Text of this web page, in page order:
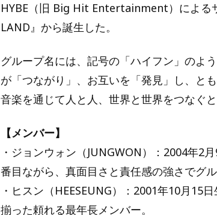
HYBE（旧 Big Hit Entertainment）による
LAND』から誕生した。
グループ名には、記号の「ハイフン」のよ
が「つながり」、お互いを「発見」し、と
音楽を通じて人と人、世界と世界をつなぐ
【メンバー】
・ジョンウォン（JUNGWON）：2004年2
番目ながら、真面目さと責任感の強さでグ
・ヒスン（HEESEUNG）：2001年10月15
揃った頼れる最年長メンバー。